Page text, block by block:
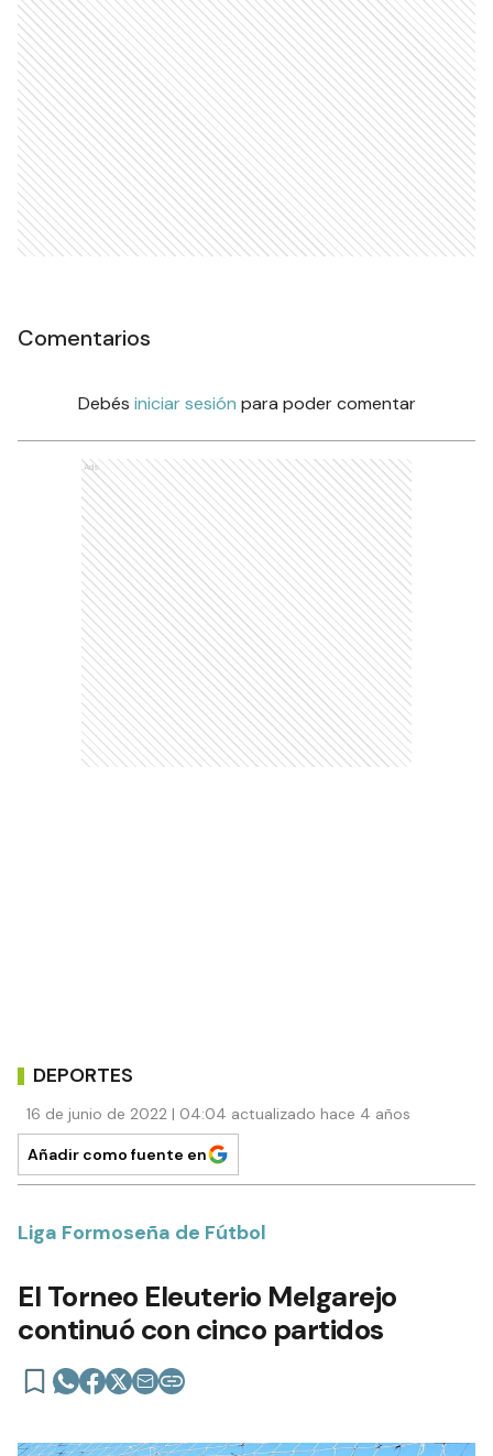
Comentarios
Debés iniciar sesión para poder comentar
Ads
DEPORTES
16 de junio de 2022 | 04:04 actualizado hace 4 años
Añadir como fuente en
Liga Formoseña de Fútbol
El Torneo Eleuterio Melgarejo
continuó con cinco partidos